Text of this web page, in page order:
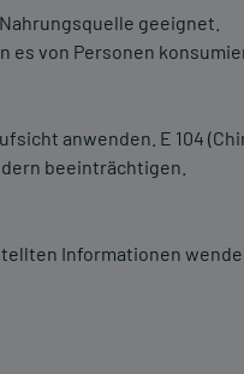
geeignet.
es von Personen
anwenden. E 104
beeinträchtigen.
Informationen